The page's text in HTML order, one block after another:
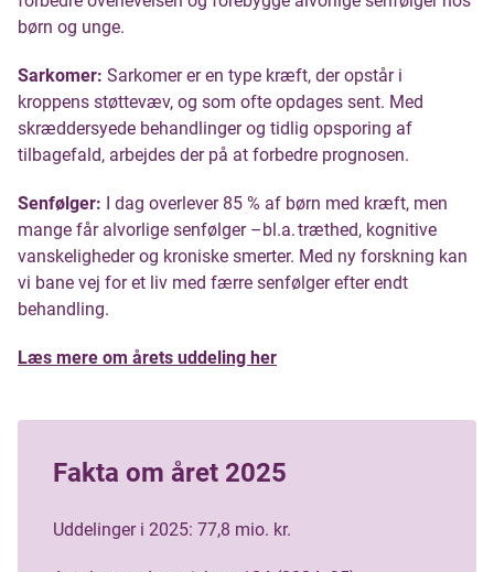
børn og unge.
Sarkomer: Sarkomer er en type kræft, der opstår i
kroppens støttevæv, og som ofte opdages sent. Med
skræddersyede behandlinger og tidlig opsporing af
tilbagefald, arbejdes der på at forbedre prognosen.
Senfølger: I dag overlever 85 % af børn med kræft, men
mange får alvorlige senfølger –bl.a. træthed, kognitive
vanskeligheder og kroniske smerter. Med ny forskning kan
vi bane vej for et liv med færre senfølger efter endt
behandling.
Læs mere om årets uddeling her
Fakta om året 2025
Uddelinger i 2025: 77,8 mio. kr.